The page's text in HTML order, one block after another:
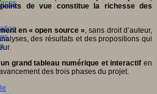
de vue constitue la richesse des
en « open source », sans droit d’auteur,
des résultats et des propositions qui
un grand tableau numérique et interactif en
des trois phases du projet.